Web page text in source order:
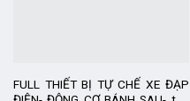
FULL THIẾT BỊ TỰ CHẾ XE ĐẠP